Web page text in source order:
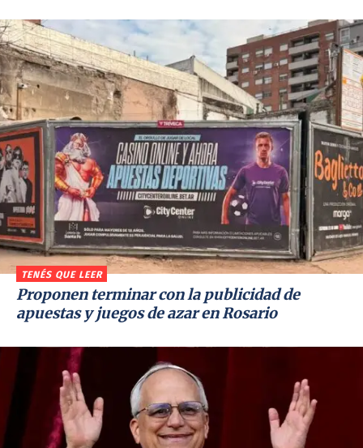
TENÉS QUE LEER
Proponen terminar con la publicidad de
apuestas y juegos de azar en Rosario